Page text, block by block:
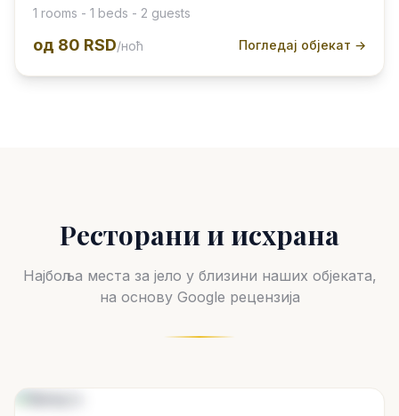
1 rooms - 1 beds - 2 guests
од 80 RSD/ноћ Погледај објекат →
Ресторани и исхрана
Најбоља места за јело у близини наших објеката,
на основу Google рецензија